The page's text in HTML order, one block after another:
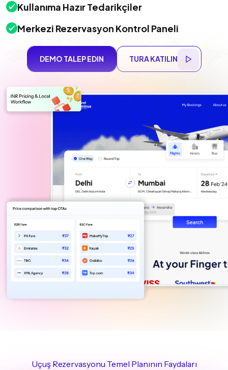
Kullanıma Hazır Tedarikçiler
Merkezi Rezervasyon Kontrol Paneli
DEMO TALEP EDIN TURA KATILIN
Uçuş Rezervasyonu Temel Planının Faydaları